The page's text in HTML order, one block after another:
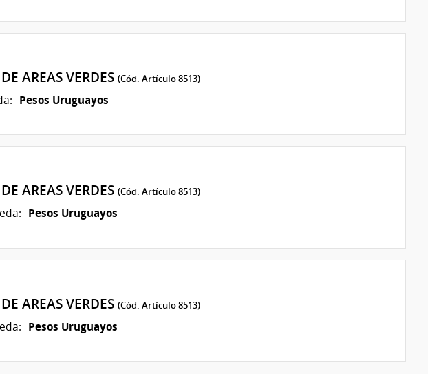
AREAS VERDES (Cód. Artículo 8513)
Pesos Uruguayos
AREAS VERDES (Cód. Artículo 8513)
Pesos Uruguayos
AREAS VERDES (Cód. Artículo 8513)
Pesos Uruguayos